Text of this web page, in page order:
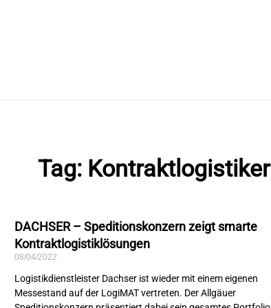
Tag: Kontraktlogistiker
DACHSER – Speditionskonzern zeigt smarte
Kontraktlogistiklösungen
08/04/2022
Logistikdienstleister Dachser ist wieder mit einem eigenen
Messestand auf der LogiMAT vertreten. Der Allgäuer